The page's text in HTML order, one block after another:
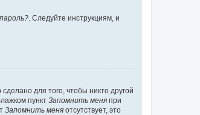
. Следуйте инструкциям, и
для того, чтобы никто другой
пункт Запомнить меня при
Запомнить меня отсутствует, это